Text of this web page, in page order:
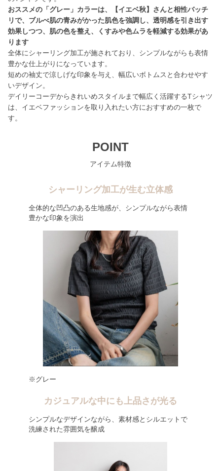
おススメの「グレー」カラーは、【イエベ秋】さんと相性バッチ
リで、ブルべ肌の青みがかった肌色を強調し、透明感を引き出す
効果しつつ、肌の色を整え、くすみや色ムラを軽減する効果があ
ります
全体にシャーリング加工が施されており、シンプルながらも表情
豊かな仕上がりになっています。
短めの袖丈で涼しげな印象を与え、幅広いボトムスと合わせやす
いデザイン。
デイリーコーデからきれいめスタイルまで幅広く活躍するTシャツ
は、イエベファッションを取り入れたい方におすすめの一枚で
す。
POINT
アイテム特徴
シャーリング加工が生む立体感
全体的な凹凸のある生地感が、シンプルながら表情
豊かな印象を演出
※グレー
カジュアルな中にも上品さが光る
シンプルなデザインながら、素材感とシルエットで
洗練された雰囲気を醸成